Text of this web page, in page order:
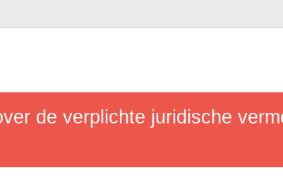
de verplichte juridische